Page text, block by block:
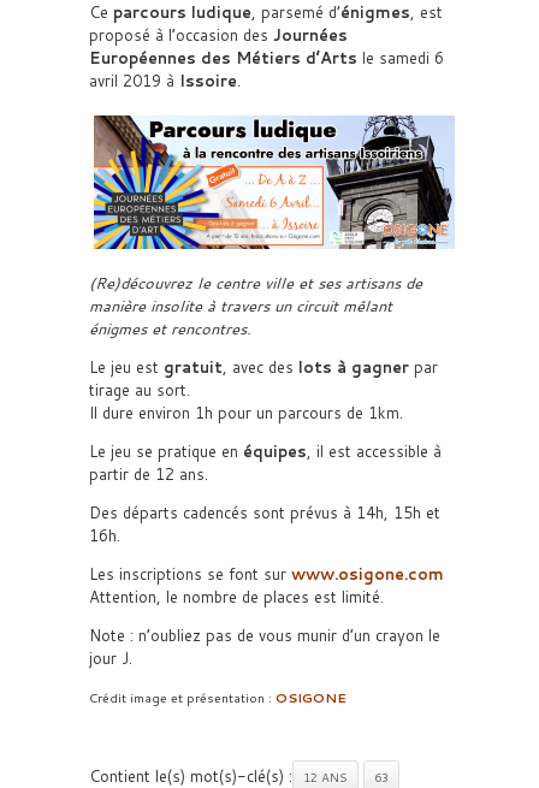
Ce parcours ludique, parsemé d’énigmes, est
proposé à l’occasion des Journées
Européennes des Métiers d’Arts le samedi 6
avril 2019 à Issoire.
(Re)découvrez le centre ville et ses artisans de
manière insolite à travers un circuit mêlant
énigmes et rencontres.
Le jeu est gratuit, avec des lots à gagner par
tirage au sort.
Il dure environ 1h pour un parcours de 1km.
Le jeu se pratique en équipes, il est accessible à
partir de 12 ans.
Des départs cadencés sont prévus à 14h, 15h et
16h.
Les inscriptions se font sur www.osigone.com
Attention, le nombre de places est limité.
Note : n’oubliez pas de vous munir d’un crayon le
jour J.
Crédit image et présentation : OSIGONE
Contient le(s) mot(s)-clé(s) : 12 ANS
63